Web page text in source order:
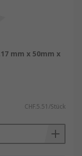
mm x 50mm x
CHF.5.51/Stück